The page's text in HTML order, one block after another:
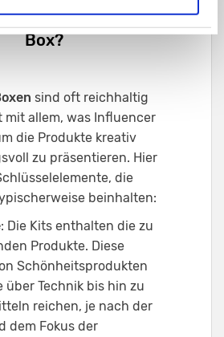
eine Influencer
Box?
sind oft reichhaltig
allem, was Influencer
die Produkte kreativ
zu präsentieren. Hier
die
beinhalten:
: Die Kits enthalten die zu
Produkte. Diese
Schönheitsprodukten
über Technik bis hin zu
reichen, je nach der
dem Fokus der